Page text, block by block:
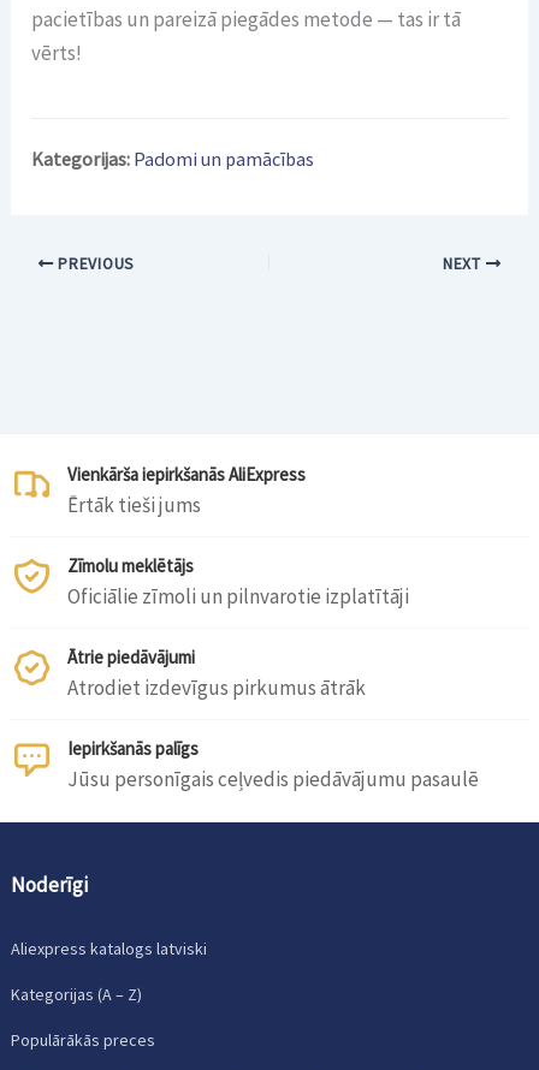
pacietības un pareizā piegādes metode — tas ir tā
vērts!
Kategorijas: Padomi un pamācības
PREVIOUS NEXT
Vienkārša iepirkšanās AliExpress
Ērtāk tieši jums
Zīmolu meklētājs
Oficiālie zīmoli un pilnvarotie izplatītāji
Ātrie piedāvājumi
Atrodiet izdevīgus pirkumus ātrāk
Iepirkšanās palīgs
Jūsu personīgais ceļvedis piedāvājumu pasaulē
Noderīgi
Aliexpress katalogs latviski
Kategorijas (A – Z)
Populārākās preces